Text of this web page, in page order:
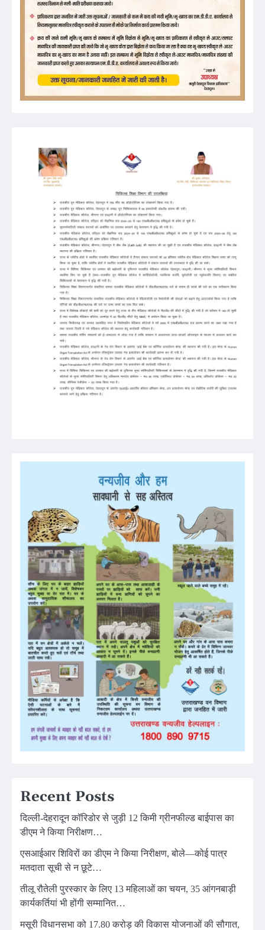
Recent Posts
दिल्ली-देहरादून कॉरिडोर से जुड़ी 12 किमी ग्रीनफील्ड बाईपास का
डीएम ने किया निरीक्षण…
एसआईआर शिविरों का डीएम ने किया निरीक्षण, बोले—कोई पात्र
मतदाता सूची से न छूटे…
तीलू रौतेली पुरस्कार के लिए 13 महिलाओं का चयन, 35 आंगनबाड़ी
कार्यकर्तियां भी होंगी सम्मानित…
मसूरी विधानसभा को 17.80 करोड़ की विकास योजनाओं की सौगात,